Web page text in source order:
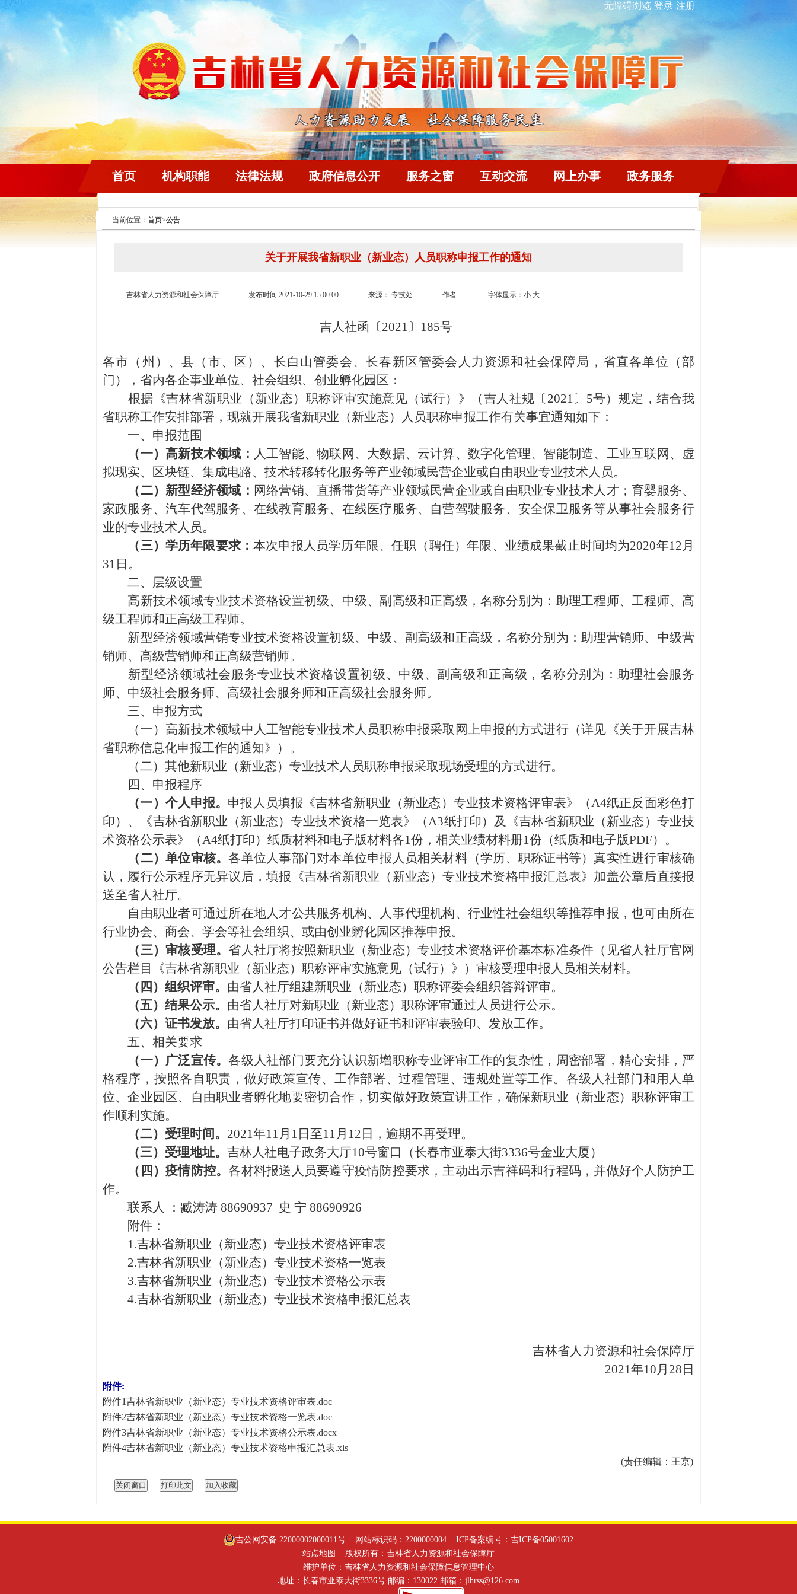
无障碍浏览 登录 注册
首页 机构职能 法律法规 政府信息公开 服务之窗 互动交流 网上办事 政务服务
当前位置： 首页>公告
关于开展我省新职业（新业态）人员职称申报工作的通知
吉林省人力资源和社会保障厅 发布时间:2021-10-29 15:00:00 来源： 专技处 作者: 字体显示： 小 大
吉人社函〔2021〕185号
各市（州）、县（市、区）、长白山管委会、长春新区管委会人力资源和社会保障局，省直各单位（部
门），省内各企事业单位、社会组织、创业孵化园区：
根据《吉林省新职业（新业态）职称评审实施意见（试行）》（吉人社规〔2021〕5号）规定，结合我
省职称工作安排部署，现就开展我省新职业（新业态）人员职称申报工作有关事宜通知如下：
一、申报范围
（一）高新技术领域： 人工智能、物联网、大数据、云计算、数字化管理、智能制造、工业互联网、虚
拟现实、区块链、集成电路、技术转移转化服务等产业领域民营企业或自由职业专业技术人员。
（二）新型经济领域： 网络营销、直播带货等产业领域民营企业或自由职业专业技术人才；育婴服务、
家政服务、汽车代驾服务、在线教育服务、在线医疗服务、自营驾驶服务、安全保卫服务等从事社会服务行
业的专业技术人员。
（三）学历年限要求：本次申报人员学历年限、任职（聘任）年限、业绩成果截止时间均为2020年12月
31日。
二、层级设置
高新技术领域专业技术资格设置初级、中级、副高级和正高级，名称分别为：助理工程师、工程师、高
级工程师和正高级工程师。
新型经济领域营销专业技术资格设置初级、中级、副高级和正高级，名称分别为：助理营销师、中级营
销师、高级营销师和正高级营销师。
新型经济领域社会服务专业技术资格设置初级、中级、副高级和正高级，名称分别为：助理社会服务
师、中级社会服务师、高级社会服务师和正高级社会服务师。
三、申报方式
（一）高新技术领域中人工智能专业技术人员职称申报采取网上申报的方式进行（详见《关于开展吉林
省职称信息化申报工作的通知》）。
（二）其他新职业（新业态）专业技术人员职称申报采取现场受理的方式进行。
四、申报程序
（一）个人申报。 申报人员填报《吉林省新职业（新业态）专业技术资格评审表》（A4纸正反面彩色打
印）、《吉林省新职业（新业态）专业技术资格一览表》（A3纸打印）及《吉林省新职业（新业态）专业技
术资格公示表》（A4纸打印）纸质材料和电子版材料各1份，相关业绩材料册1份（纸质和电子版PDF）。
（二）单位审核。各单位人事部门对本单位申报人员相关材料（学历、职称证书等）真实性进行审核确
认，履行公示程序无异议后，填报《吉林省新职业（新业态）专业技术资格申报汇总表》加盖公章后直接报
送至省人社厅。
自由职业者可通过所在地人才公共服务机构、人事代理机构、行业性社会组织等推荐申报，也可由所在
行业协会、商会、学会等社会组织、或由创业孵化园区推荐申报。
（三）审核受理。省人社厅将按照新职业（新业态）专业技术资格评价基本标准条件（见省人社厅官网
公告栏目《吉林省新职业（新业态）职称评审实施意见（试行）》）审核受理申报人员相关材料。
（四）组织评审。 由省人社厅组建新职业（新业态）职称评委会组织答辩评审。
（五）结果公示。 由省人社厅对新职业（新业态）职称评审通过人员进行公示。
（六）证书发放。 由省人社厅打印证书并做好证书和评审表验印、发放工作。
五、相关要求
（一）广泛宣传。各级人社部门要充分认识新增职称专业评审工作的复杂性，周密部署，精心安排，严
格程序，按照各自职责，做好政策宣传、工作部署、过程管理、违规处置等工作。各级人社部门和用人单
位、企业园区、自由职业者孵化地要密切合作，切实做好政策宣讲工作，确保新职业（新业态）职称评审工
作顺利实施。
（二）受理时间。 2021年11月1日至11月12日，逾期不再受理。
（三）受理地址。 吉林人社电子政务大厅10号窗口（长春市亚泰大街3336号金业大厦）
（四）疫情防控。各材料报送人员要遵守疫情防控要求，主动出示吉祥码和行程码，并做好个人防护工
作。
联系人 ：臧涛涛 88690937 史 宁 88690926
附件：
1.吉林省新职业（新业态）专业技术资格评审表
2.吉林省新职业（新业态）专业技术资格一览表
3.吉林省新职业（新业态）专业技术资格公示表
4.吉林省新职业（新业态）专业技术资格申报汇总表
吉林省人力资源和社会保障厅
2021年10月28日
附件:
附件1吉林省新职业（新业态）专业技术资格评审表.doc
附件2吉林省新职业（新业态）专业技术资格一览表.doc
附件3吉林省新职业（新业态）专业技术资格公示表.docx
附件4吉林省新职业（新业态）专业技术资格申报汇总表.xls
(责任编辑：王京)
吉公网安备 22000002000011号 网站标识码：2200000004 ICP备案编号： 吉ICP备05001602
站点地图
版权所有：吉林省人力资源和社会保障厅
维护单位：吉林省人力资源和社会保障信息管理中心
地址：长春市亚泰大街3336号 邮编：130022 邮箱：jlhrss@126.com